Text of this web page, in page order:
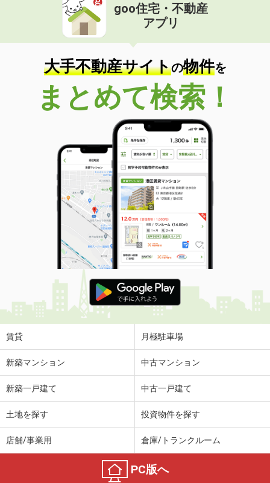
goo住宅・不動産
アプリ
大手不動産サイトの物件を
まとめて検索！
賃貸 月極駐車場
新築マンション 中古マンション
新築一戸建て 中古一戸建て
土地を探す 投資物件を探す
店舗/事業用 倉庫/トランクルーム
PC版へ